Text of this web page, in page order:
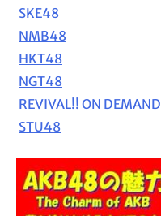
SKE48
NMB48
HKT48
NGT48
REVIVAL!! ON DEMAND
STU48